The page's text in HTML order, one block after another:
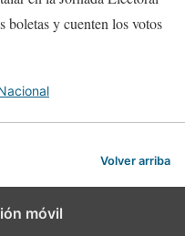
boletas y cuenten los votos
Volver arriba
móvil